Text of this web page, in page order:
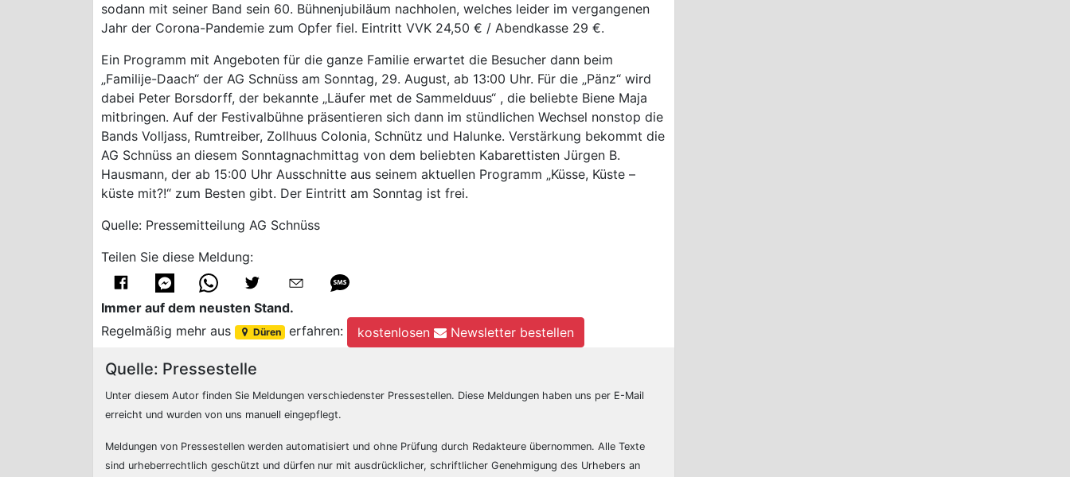
sodann mit seiner Band sein 60. Bühnenjubiläum nachholen, welches leider im vergangenen
Jahr der Corona-Pandemie zum Opfer fiel. Eintritt VVK 24,50 € / Abendkasse 29 €.
Ein Programm mit Angeboten für die ganze Familie erwartet die Besucher dann beim
„Familije-Daach“ der AG Schnüss am Sonntag, 29. August, ab 13:00 Uhr. Für die „Pänz“ wird
dabei Peter Borsdorff, der bekannte „Läufer met de Sammelduus“ , die beliebte Biene Maja
mitbringen. Auf der Festivalbühne präsentieren sich dann im stündlichen Wechsel nonstop die
Bands Volljass, Rumtreiber, Zollhuus Colonia, Schnütz und Halunke. Verstärkung bekommt die
AG Schnüss an diesem Sonntagnachmittag von dem beliebten Kabarettisten Jürgen B.
Hausmann, der ab 15:00 Uhr Ausschnitte aus seinem aktuellen Programm „Küsse, Küste –
küste mit?!“ zum Besten gibt. Der Eintritt am Sonntag ist frei.
Quelle: Pressemitteilung AG Schnüss
Teilen Sie diese Meldung:
Immer auf dem neusten Stand.
Regelmäßig mehr aus
Düren erfahren: kostenlosen Newsletter bestellen
Quelle: Pressestelle
Unter diesem Autor finden Sie Meldungen verschiedenster Pressestellen. Diese Meldungen haben uns per E-Mail
erreicht und wurden von uns manuell eingepflegt.
Meldungen von Pressestellen werden automatisiert und ohne Prüfung durch Redakteure übernommen. Alle Texte
sind urheberrechtlich geschützt und dürfen nur mit ausdrücklicher, schriftlicher Genehmigung des Urhebers an